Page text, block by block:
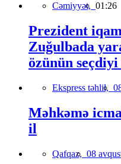
Cəmiyyət, 01:26
Prezident
Zuğulbada
özünün
Ekspress təhlil,
Məhkəmə
il
Qafqaz, 08